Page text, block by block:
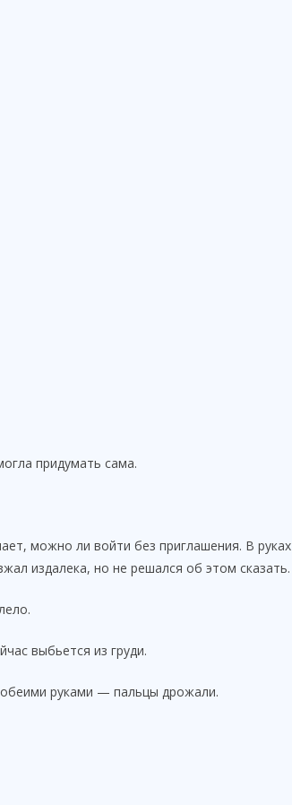
придумать сама.
можно ли войти без приглашения. В руках
издалека, но не решался об этом сказать.
выбьется из груди.
руками — пальцы дрожали.